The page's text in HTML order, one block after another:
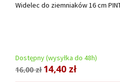
Widelec do ziemniaków 16 cm
Dostępny (wysyłka do 48h)
16,00 zł 14,40 zł